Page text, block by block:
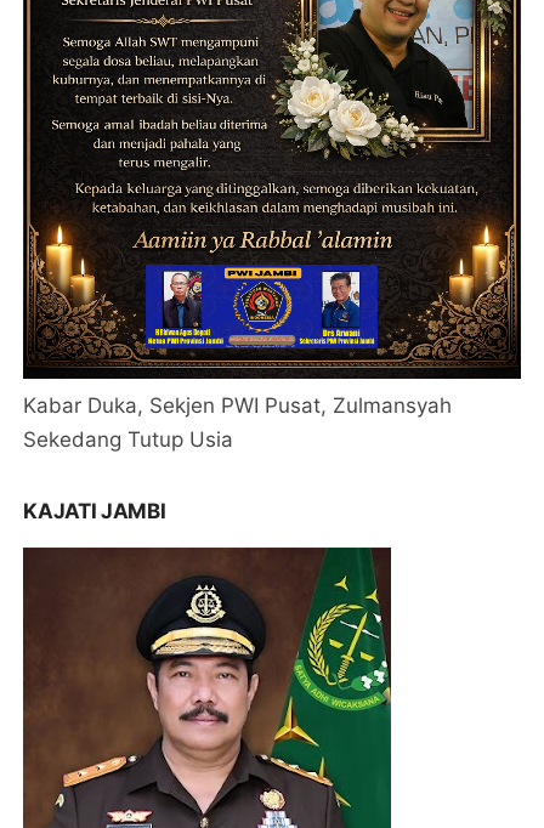
Kabar Duka, Sekjen PWI Pusat, Zulmansyah
Sekedang Tutup Usia
KAJATI JAMBI